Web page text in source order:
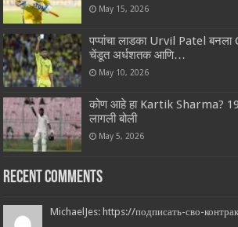
May 15, 2026
पप्पांचा लाडका Urvil Patel
चेंडूत अर्धशतक आणि…
May 10, 2026
कोण आहे हा Kartik Sharma? 19
लागली बोली
May 5, 2026
Recent Comments
MichaelJes: https://подписать-сво-